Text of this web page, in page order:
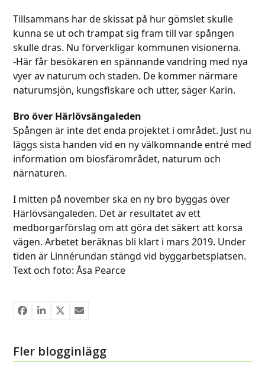
Tillsammans har de skissat på hur gömslet skulle
kunna se ut och trampat sig fram till var spången
skulle dras. Nu förverkligar kommunen visionerna.
-Här får besökaren en spännande vandring med nya
vyer av naturum och staden. De kommer närmare
naturumsjön, kungsfiskare och utter, säger Karin.
Bro över Härlövsängaleden
Spången är inte det enda projektet i området. Just nu
läggs sista handen vid en ny välkomnande entré med
information om biosfärområdet, naturum och
närnaturen.
I mitten på november ska en ny bro byggas över
Härlövsängaleden. Det är resultatet av ett
medborgarförslag om att göra det säkert att korsa
vägen. Arbetet beräknas bli klart i mars 2019. Under
tiden är Linnérundan stängd vid byggarbetsplatsen.
Text och foto: Åsa Pearce
Fler blogginlägg